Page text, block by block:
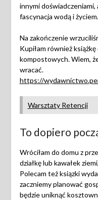
innymi doświadczeniami,
fascynacja wodą i życiem.
Na zakończenie
Kupiłam również
kompostowych. Wiem,
wracać.
https://
Warsztaty Retencji
To dopiero
Wróciłam do domu z
działkę lub kawałek
Polecam też ksiązki
zaczniemy planować
będzie uniknąć